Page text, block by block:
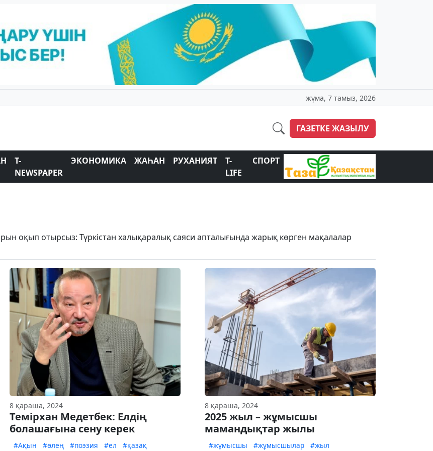
жұма, 7 тамыз, 2026
ГАЗЕТКЕ ЖАЗЫЛУ
T-
NEWSPAPER
ЭКОНОМИКА ЖАҺАН РУХАНИЯТ
T-
LIFE
СПОРТ
оқып отырсыз: Түркістан халықаралық саяси апталығында жарық көрген мақалалар
8 қараша, 2024
Темірхан Медетбек: Елдің
болашағына сену керек
#Ақын #өлең #поэзия #ел
#қазақ
8 қараша, 2024
2025 жыл – жұмысшы
мамандықтар жылы
#жұмысшы #жұмысшылар #жыл